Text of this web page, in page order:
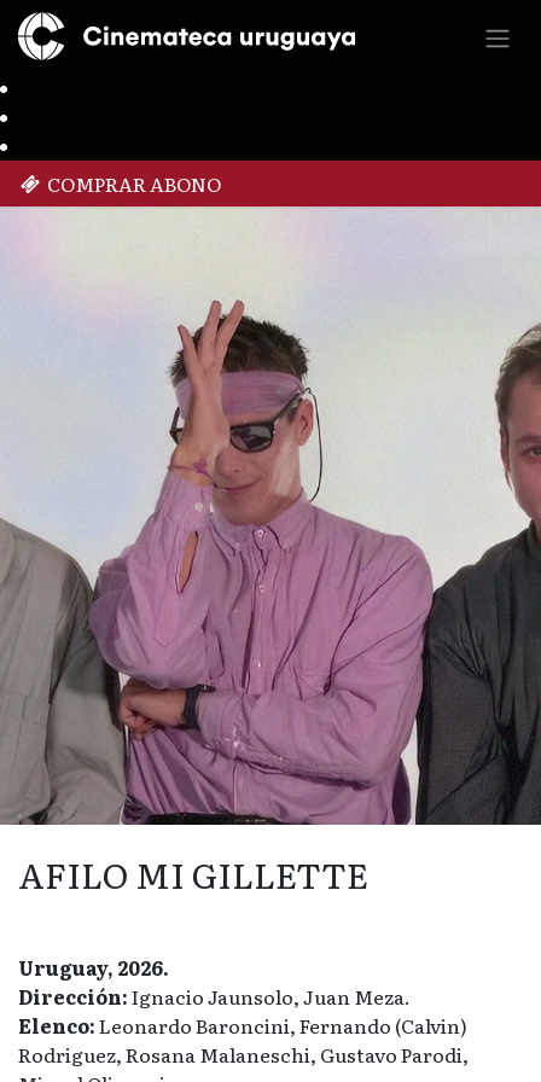
COMPRAR ABONO
AFILO MI GILLETTE
Uruguay, 2026.
Dirección:Ignacio Jaunsolo, Juan Meza.
Elenco:Leonardo Baroncini, Fernando (Calvin)
Rodriguez, Rosana Malaneschi, Gustavo Parodi,